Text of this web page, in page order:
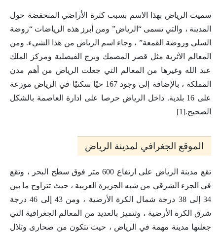
سميت الرياض بهذا الاسم بسبب كثرة الأراضي المنخفضة حول
المدينة ، والتي تسمى “الرياض” ومن أبرز هذه الرياضات “روضة
السلي وروضة القمعة” ، وجاء اسم الرياض من هذا الشيء. ومن
المعالم الأثرية مثل قصر المصمك وبرج الفيصلية ومركز الملك
عبد الله وغيرها من المعالم التي جعلت الرياض من أهم مدن
المملكة ، بالإضافة إلى وجود 167 حيًا سكنيًا في الرياض موزعة
على 16 بلدية. داخل الرياض حرصا على ادارة العاصمة بالشكل
الصحيح.[1]
الموقع الجغرافي لمدينة الرياض
تقع مدينة الرياض على ارتفاع 600 متر فوق سطح البحر ، وتقع
في الجزء الشرقي من شبه الجزيرة العربية ، حيث تتراوح ما بين
34 إلى 38 درجة شمال الكرة الأرضية ، ومن 43 إلى 46 درجة
شرق الكرة الأرضية ، وتتميز بالعديد من المعالم الجغرافية التي
جعلتها مدينة مهمة في الرياض ، حيث تتكون من صحارى وتلال